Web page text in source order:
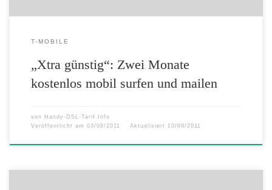
T-MOBILE
„Xtra günstig“: Zwei Monate
kostenlos mobil surfen und mailen
von Handy-DSL-Tarif.Info
Veröffentlicht am 03/09/2011 Aktualisiert 10/09/2011